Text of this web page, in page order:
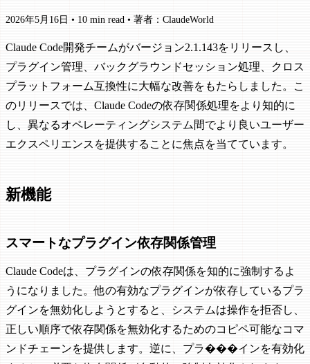
2026年5月16日 • 10 min read • 著者：ClaudeWorld
Claude Code開発チームがバージョン2.1.143をリリースし、
プラグイン管理、バックグラウンドセッション処理、クロス
プラットフォーム互換性に大幅な改善をもたらしました。こ
のリリースでは、Claude Codeの依存関係処理をより知的に
し、異なるオペレーティングシステム間でより良いユーザー
エクスペリエンスを提供することに焦点を当てています。
新機能
スマートなプラグイン依存関係管理
Claude Codeは、プラグインの依存関係を知的に強制するよ
うになりました。他の有効なプラグインが依存しているプラ
グインを無効化しようとすると、システムは操作を拒否し、
正しい順序で依存関係を無効化するためのコピペ可能なコマ
ンドチェーンを提供します。逆に、プラ���インを有効化